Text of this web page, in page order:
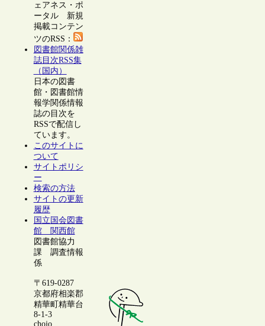
ェアネス・ポ
ータル 新規
掲載コンテン
ツのRSS：
図書館関係雑
誌目次RSS集
（国内）
日本の図書
館・図書館情
報学関係情報
誌の目次を
RSSで配信し
ています。
このサイトに
ついて
サイトポリシ
ー
検索の方法
サイトの更新
履歴
国立国会図書
館 関西館
図書館協力
課 調査情報
係
〒619-0287
京都府相楽郡
精華町精華台
8-1-3
chojo